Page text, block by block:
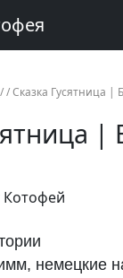
/ /Сказка Гусятница |
|
Котофей
немецкие